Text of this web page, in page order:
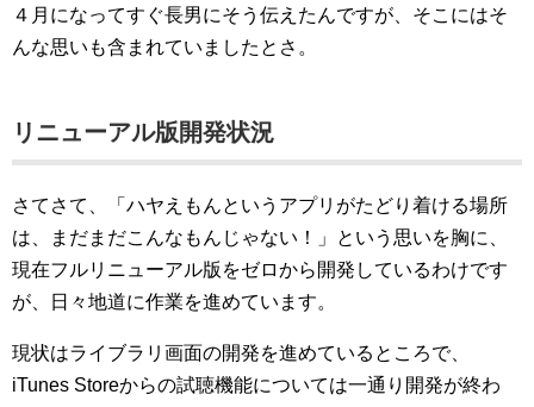
４月になってすぐ長男にそう伝えたんですが、そこにはそ
んな思いも含まれていましたとさ。
リニューアル版開発状況
さてさて、「ハヤえもんというアプリがたどり着ける場所
は、まだまだこんなもんじゃない！」という思いを胸に、
現在フルリニューアル版をゼロから開発しているわけです
が、日々地道に作業を進めています。
現状はライブラリ画面の開発を進めているところで、
iTunes Storeからの試聴機能については一通り開発が終わ